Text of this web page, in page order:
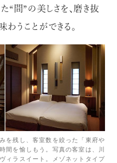
“間”の美しさを、磨き抜
うことができる。
を残し、客室数を絞った「東府や
を愉しもう。写真の客室は、川
ィラスイート。メゾネットタイプ